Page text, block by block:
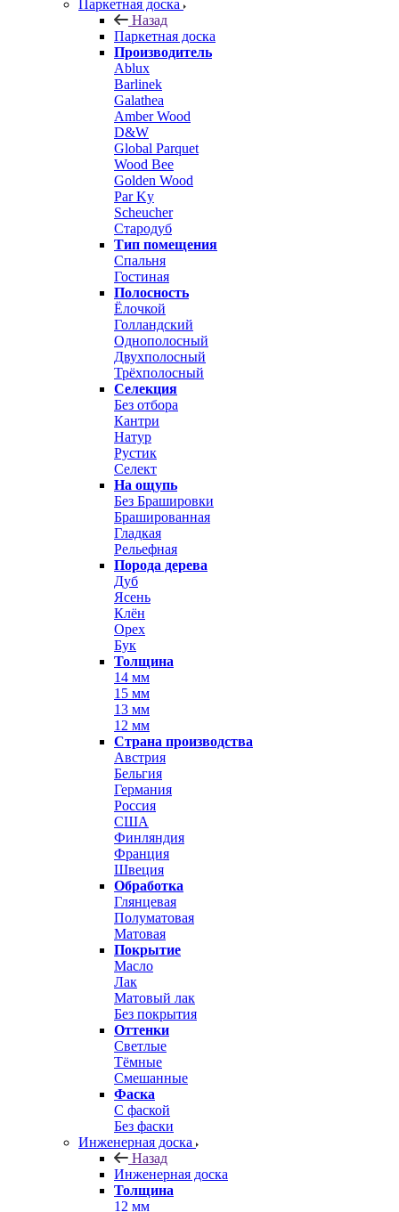
Паркетная доска
Назад
Паркетная доска
Производитель
Ablux
Barlinek
Galathea
Amber Wood
D&W
Global Parquet
Wood Bee
Golden Wood
Par Ky
Scheucher
Стародуб
Тип помещения
Спальня
Гостиная
Полосность
Ёлочкой
Голландский
Однополосный
Двухполосный
Трёхполосный
Селекция
Без отбора
Кантри
Натур
Рустик
Селект
На ощупь
Без Брашировки
Брашированная
Гладкая
Рельефная
Порода дерева
Дуб
Ясень
Клён
Орех
Бук
Толщина
14 мм
15 мм
13 мм
12 мм
Страна производства
Австрия
Бельгия
Германия
Россия
США
Финляндия
Франция
Швеция
Обработка
Глянцевая
Полуматовая
Матовая
Покрытие
Масло
Лак
Матовый лак
Без покрытия
Оттенки
Светлые
Тёмные
Смешанные
Фаска
С фаской
Без фаски
Инженерная доска
Назад
Инженерная доска
Толщина
12 мм